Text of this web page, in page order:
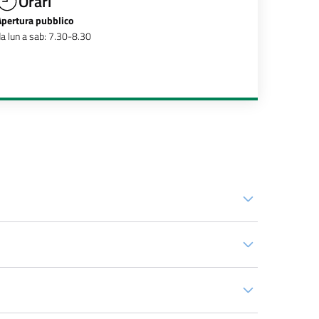
pubblico
lun a sab: 7.30-8.30